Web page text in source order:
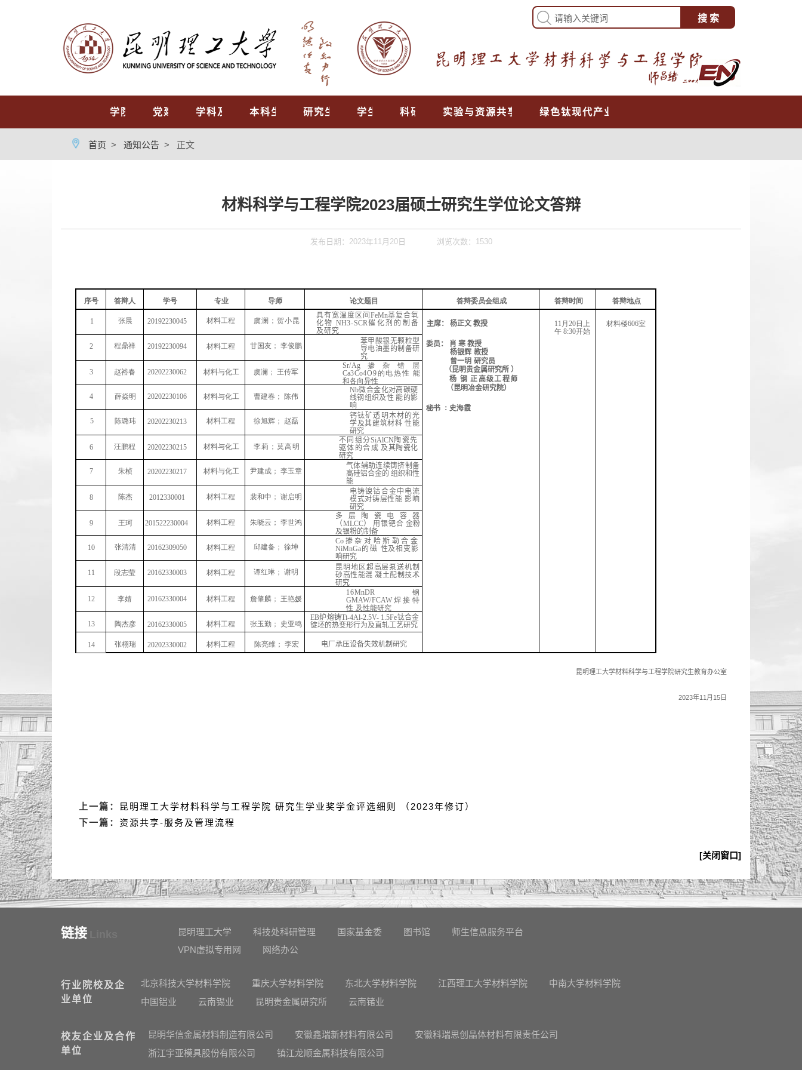
学院概况 党建工作 学科及专业 本科生教育 研究生培养 学生工作 科研工作 实验与资源共享中心 绿色钛现代产业学院
首页 > 通知公告 > 正文
材料科学与工程学院2023届硕士研究生学位论文答辩
发布日期：2023年11月20日 浏览次数： 1530
序号 答辩人 学号 专业 导师 论文题目 答辩委员会组成 答辩时间 答辩地点
1 张晨 20192230045 材料工程 虞澜；贺小昆
具有宽温度区间 FeMn基复合氧
化物 NH3-SCR催化剂的制备
及研究
主席： 杨正文 教授
委员： 肖 寒 教授
杨银辉 教授
曾一明 研究员
（昆明贵金属研究所 ）
杨 钢 正高级工程师
（昆明冶金研究院）
秘书 ：史海霞
11月20日上
午 8:30开始
材料楼606室
2 程鼎祥 20192230094 材料工程 甘国友； 李俊鹏
苯甲酸银无颗粒型
导电油墨的制备研
究
3
赵裕春 20202230062 材料与化工 虞澜； 王传军
Sr/Ag 掺杂错层
Ca3Co4O9的电热性 能
和各向异性
4
薛焱明 20202230106 材料与化工 曹建春； 陈伟
Nb微合金化对高碳硬
线钢组织及性 能的影
响
5
陈璐玮 20202230213 材料工程 徐旭辉； 赵磊
钙钛矿透明木材的光
学及其建筑材料 性能
研究
6
汪鹏程 20202230215 材料与化工 李莉；莫高明
不同组分SiAlCN 陶瓷先
驱体的合成 及其陶瓷化
研究
7
朱桢 20202230217 材料与化工 尹建成； 李玉章
气体辅助连续铸挤制备
高硅铝合金的 组织和性
能
8
陈杰 2012330001 材料工程 裴和中； 谢启明
电铸镍钴合金中电流
模式对铸层性能 影响
研究
9
王珂 201522230004 材料工程 朱晓云； 李世鸿
多层陶瓷电容器
（MLCC） 用银钯合 金粉
及银粉的制备
10
张清清 20162309050 材料工程 邱建备； 徐坤
Co 掺杂对哈斯勒合金
NiMnGa的磁 性及相变影
响研究
11
段志莹 20162330003 材料工程 谭红琳； 谢明
昆明地区超高层泵送机制
砂高性能混 凝土配制技术
研究
12
李婧 20162330004 材料工程 詹肇麟； 王艳媛
16MnDR 钢
GMAW/FCAW 焊接特
性 及性能研究
13
陶杰彦 20162330005 材料工程 张玉勤； 史亚鸣
EB炉熔铸Ti-4Al-2.5V- 1.5Fe钛合金
锭坯的热变形行为及直轧工艺研究
14 张栩瑞 20202330002 材料工程 陈亮维； 李宏 电厂承压设备失效机制研究
昆明理工大学材料科学与工程学院研究生教育办公室
2023年11 月 15日
上一篇：
昆明理工大学材料科学与工程学院 研究生学业奖学金评选细则 （2023年修订）
下一篇： 资源共享-服务及管理流程
[关闭窗口]
链接 昆明理工大学 科技处科研管理 国家基金委 图书馆
师生信息服务平台
VPN虚拟专用网
网络办公
行业院校及企
业单位
北京科技大学材料学院 重庆大学材料学院 东北大学材料学院 江西理工大学材料学院
中南大学材料学院
中国铝业
云南锡业 昆明贵金属研究所 云南锗业
校友企业及合作
单位
昆明华信金属材料制造有限公司 安徽鑫瑞新材料有限公司
安徽科瑞思创晶体材料有限责任公司
浙江宇亚模具股份有限公司
镇江龙顺金属科技有限公司